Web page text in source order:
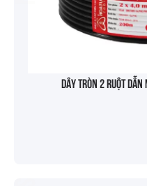
Dây tròn 2 ruột dẫn